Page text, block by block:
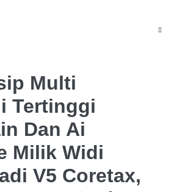
Multi
Tertinggi
Dan Ai
Milik Widi
V5 Coretax,